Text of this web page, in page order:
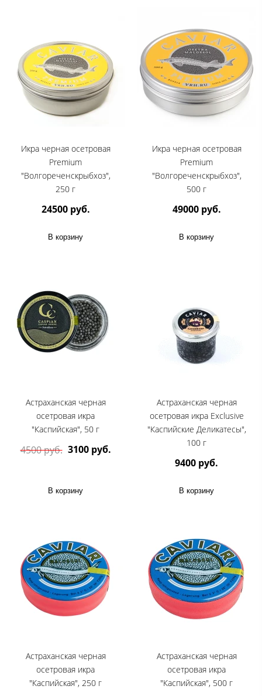
Икра черная осетровая
Premium
"Волгореченскрыбхоз",
250 г
24500 руб.
В корзину
Икра черная осетровая
Premium
"Волгореченскрыбхоз",
500 г
49000 руб.
В корзину
Астраханская черная
осетровая икра
"Каспийская", 50 г
4500 руб. 3100 руб.
В корзину
Астраханская черная
осетровая икра Exclusive
"Каспийские Деликатесы",
100 г
9400 руб.
В корзину
Астраханская черная
осетровая икра
"Каспийская", 250 г
Астраханская черная
осетровая икра
"Каспийская", 500 г